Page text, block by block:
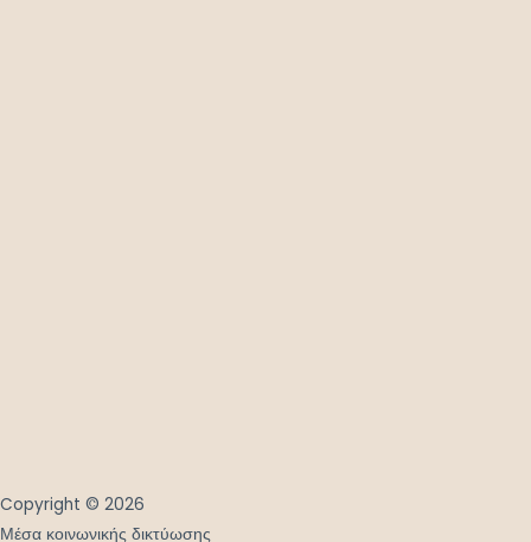
Copyright © 2026
Μέσα κοινωνικής δικτύωσης